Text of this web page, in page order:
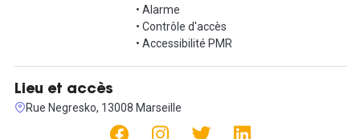
• Alarme
• Contrôle d'accès
• Accessibilité PMR
Lieu et accès
Rue Negresko, 13008 Marseille